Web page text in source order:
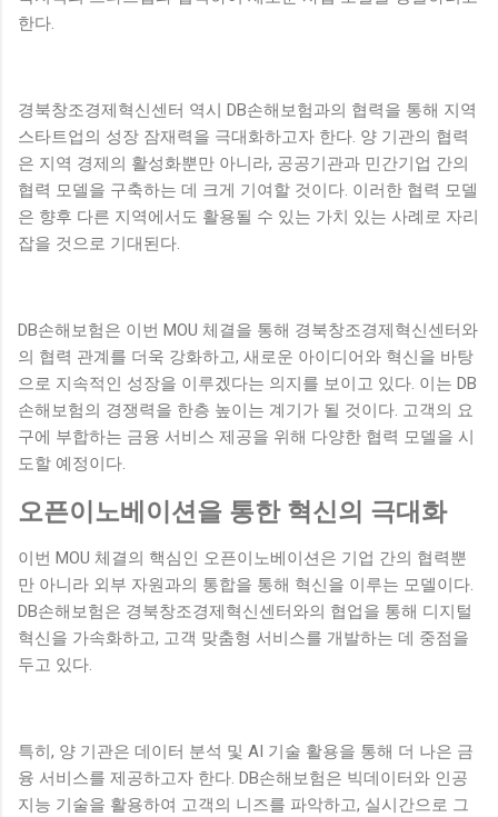
한다.
경북창조경제혁신센터 역시 DB손해보험과의 협력을 통해 지역
스타트업의 성장 잠재력을 극대화하고자 한다. 양 기관의 협력
은 지역 경제의 활성화뿐만 아니라, 공공기관과 민간기업 간의
협력 모델을 구축하는 데 크게 기여할 것이다. 이러한 협력 모델
은 향후 다른 지역에서도 활용될 수 있는 가치 있는 사례로 자리
잡을 것으로 기대된다.
DB손해보험은 이번 MOU 체결을 통해 경북창조경제혁신센터와
의 협력 관계를 더욱 강화하고, 새로운 아이디어와 혁신을 바탕
으로 지속적인 성장을 이루겠다는 의지를 보이고 있다. 이는 DB
손해보험의 경쟁력을 한층 높이는 계기가 될 것이다. 고객의 요
구에 부합하는 금융 서비스 제공을 위해 다양한 협력 모델을 시
도할 예정이다.
오픈이노베이션을 통한 혁신의 극대화
이번 MOU 체결의 핵심인 오픈이노베이션은 기업 간의 협력뿐
만 아니라 외부 자원과의 통합을 통해 혁신을 이루는 모델이다.
DB손해보험은 경북창조경제혁신센터와의 협업을 통해 디지털
혁신을 가속화하고, 고객 맞춤형 서비스를 개발하는 데 중점을
두고 있다.
특히, 양 기관은 데이터 분석 및 AI 기술 활용을 통해 더 나은 금
융 서비스를 제공하고자 한다. DB손해보험은 빅데이터와 인공
지능 기술을 활용하여 고객의 니즈를 파악하고, 실시간으로 그